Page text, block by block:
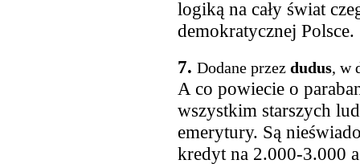
logiką na cały świat
demokratycznej Polsce.
7. Dodane przez dudus, w
A co powiecie o
wszystkim starszych
emerytury. Są
kredyt na 2.000-3.000